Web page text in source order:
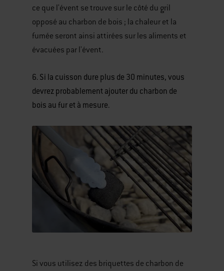
ce que l'évent se trouve sur le côté du gril
opposé au charbon de bois ; la chaleur et la
fumée seront ainsi attirées sur les aliments et
évacuées par l'évent.
6. Si la cuisson dure plus de 30 minutes, vous
devrez probablement ajouter du charbon de
bois au fur et à mesure.
Si vous utilisez des briquettes de charbon de